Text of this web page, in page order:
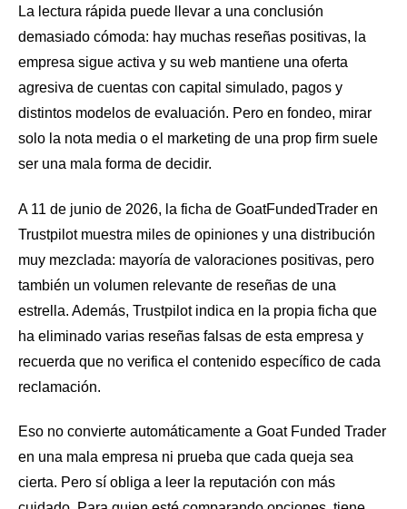
La lectura rápida puede llevar a una conclusión
demasiado cómoda: hay muchas reseñas positivas, la
empresa sigue activa y su web mantiene una oferta
agresiva de cuentas con capital simulado, pagos y
distintos modelos de evaluación. Pero en fondeo, mirar
solo la nota media o el marketing de una prop firm suele
ser una mala forma de decidir.
A 11 de junio de 2026, la ficha de GoatFundedTrader en
Trustpilot muestra miles de opiniones y una distribución
muy mezclada: mayoría de valoraciones positivas, pero
también un volumen relevante de reseñas de una
estrella. Además, Trustpilot indica en la propia ficha que
ha eliminado varias reseñas falsas de esta empresa y
recuerda que no verifica el contenido específico de cada
reclamación.
Eso no convierte automáticamente a Goat Funded Trader
en una mala empresa ni prueba que cada queja sea
cierta. Pero sí obliga a leer la reputación con más